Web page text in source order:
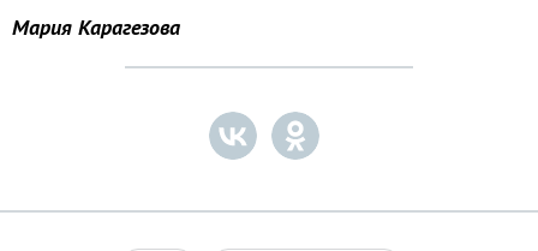
Мария Карагезова